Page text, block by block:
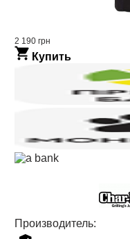
2 190 грн
Купить
Производитель: